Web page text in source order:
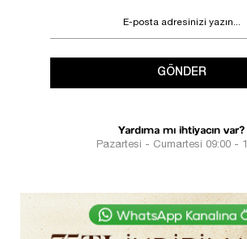
GÖNDER
Yardıma mı ihtiyacın var?
Pazartesi - Cumartesi 09:00 -